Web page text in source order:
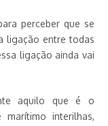
perceber que se
ligação entre todas
ligação ainda vai
aquilo que é o
interilhas,